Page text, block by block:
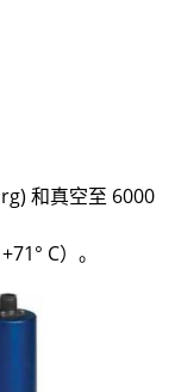
和真空至 6000
C）。